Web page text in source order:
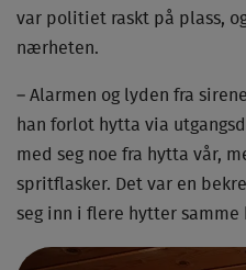
var politiet raskt på plass,
nærheten.
– Alarmen og lyden fra
han forlot hytta via
med seg noe fra hytta vår,
spritflasker. Det var en
seg inn i flere hytter